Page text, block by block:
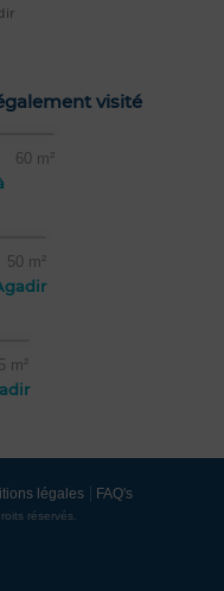
visité
60 m²
50 m²
m²
légales FAQ's
réservés.